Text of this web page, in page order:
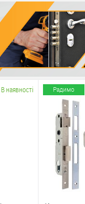
В наявності Радимо